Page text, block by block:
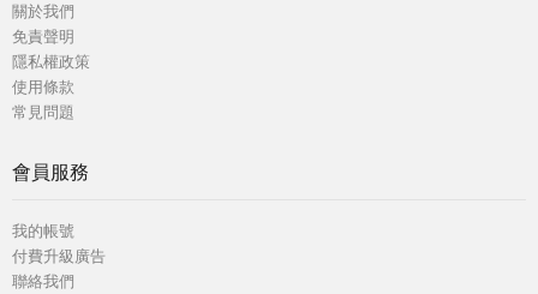
關於我們
免責聲明
隱私權政策
使用條款
常見問題
會員服務
我的帳號
付費升級廣告
聯絡我們